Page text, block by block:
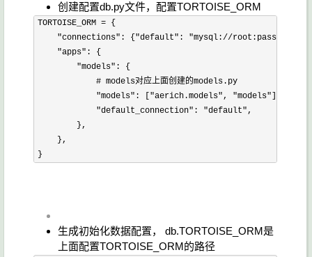
创建配置db.py文件，配置TORTOISE_ORM
TORTOISE_ORM = {
"connections" : { "default" :
"mysql://
"apps" :
{
"models" :
{
# models对应上面创建的models.py
"models" : "aerich.models", "models"
"default_connection" : "default",
},
},
}
生成初始化数据配置， db.TORTOISE_ORM是
上面配置TORTOISE_ORM的路径